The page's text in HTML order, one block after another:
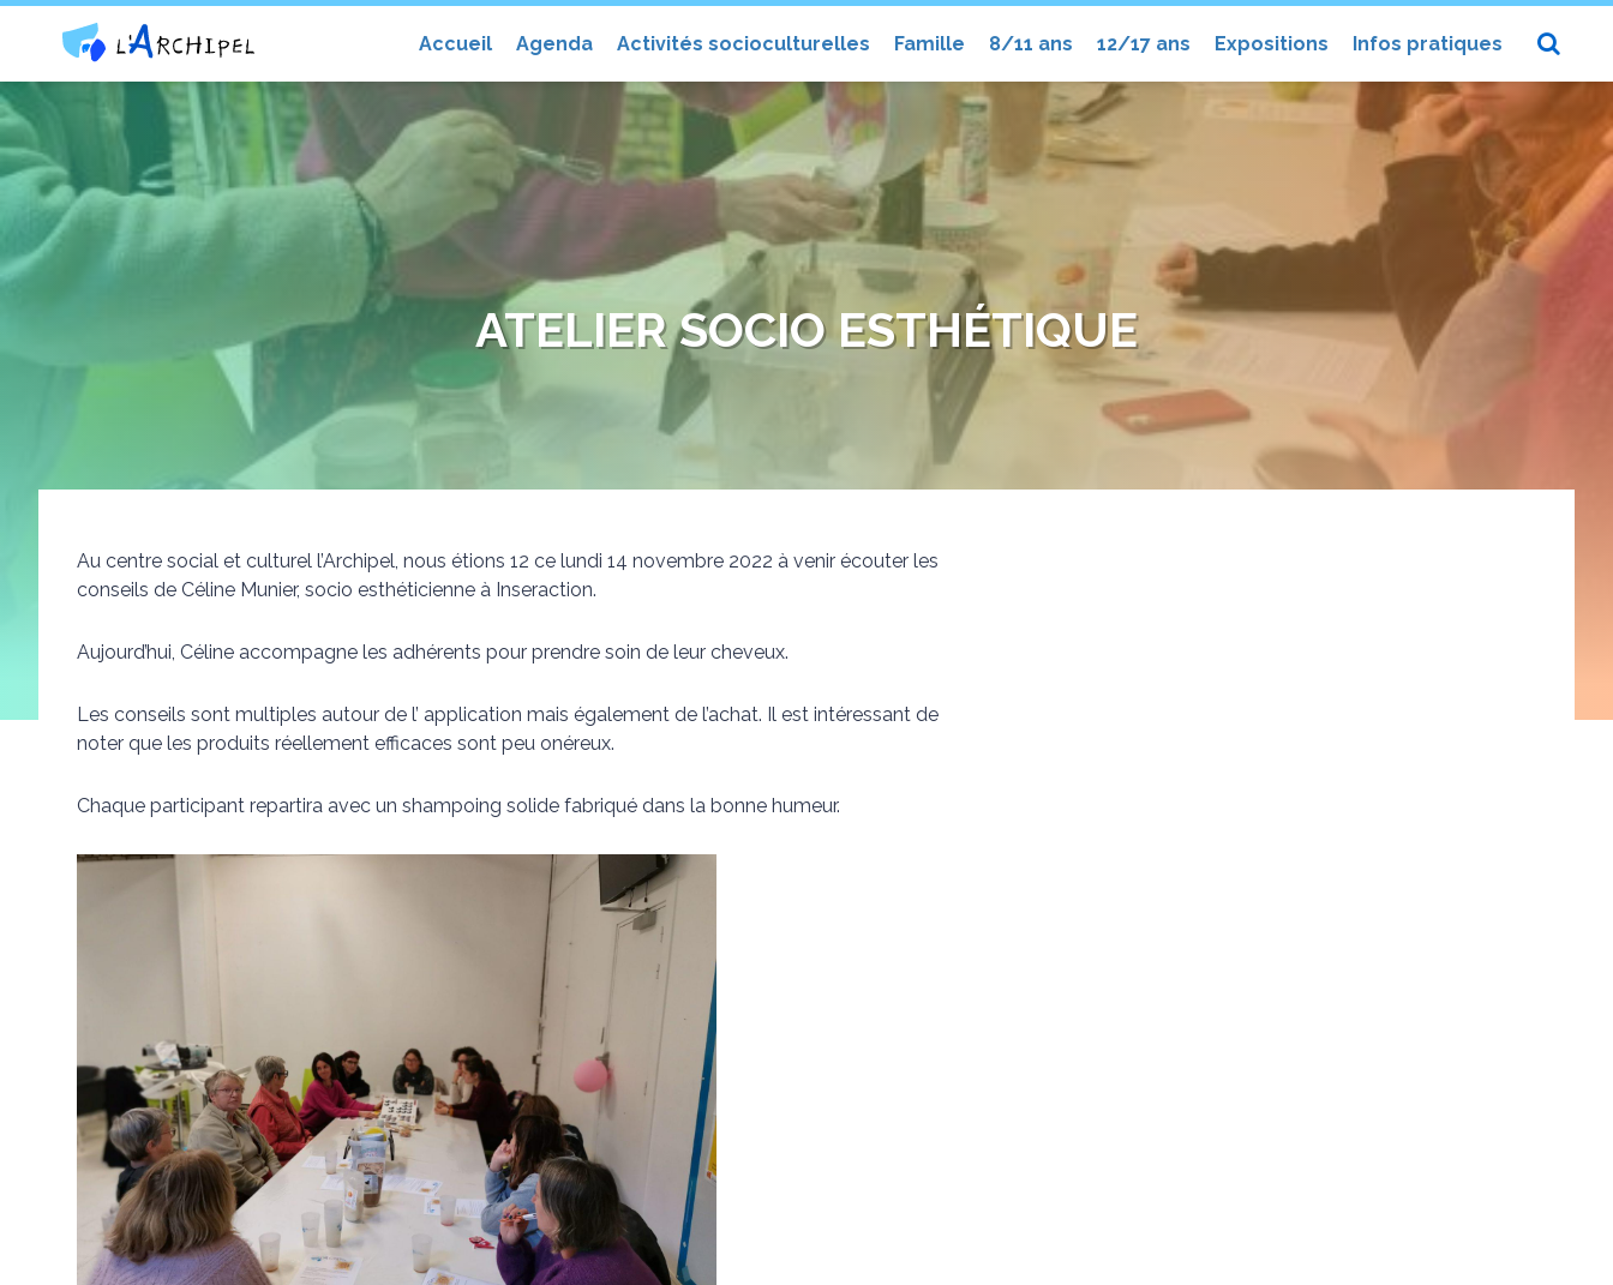
Accueil Agenda Activités socioculturelles Famille 8/11 ans 12/17 ans Expositions Infos pratiques
Centre social et culturel l'Archipel
ATELIER SOCIO ESTHÉTIQUE
Au centre social et culturel l’Archipel, nous étions 12 ce lundi 14 novembre 2022 à venir écouter les
conseils de Céline Munier, socio esthéticienne à Inseraction.
Aujourd’hui, Céline accompagne les adhérents pour prendre soin de leur cheveux.
Les conseils sont multiples autour de l’ application mais également de l’achat. Il est intéressant de
noter que les produits réellement efficaces sont peu onéreux.
Chaque participant repartira avec un shampoing solide fabriqué dans la bonne humeur.